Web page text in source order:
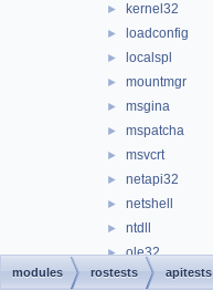
► kernel32
► loadconfig
► localspl
► mountmgr
► msgina
► mspatcha
► msvcrt
► netapi32
► netshell
► ntdll
► ole32
► opengl32
modules rostests apitests